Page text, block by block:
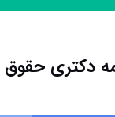
دکتری حقوق